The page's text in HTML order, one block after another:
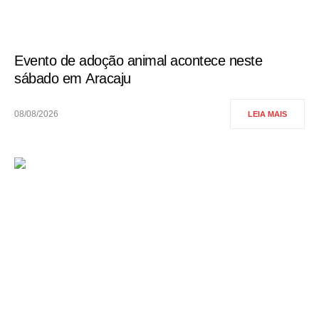
Evento de adoção animal acontece neste
sábado em Aracaju
08/08/2026 LEIA MAIS